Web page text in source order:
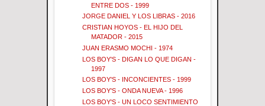
ENTRE DOS - 1999
JORGE DANIEL Y LOS LIBRAS - 2016
CRISTIAN HOYOS - EL HIJO DEL
MATADOR - 2015
JUAN ERASMO MOCHI - 1974
LOS BOY'S - DIGAN LO QUE DIGAN -
1997
LOS BOY'S - INCONCIENTES - 1999
LOS BOY'S - ONDA NUEVA - 1996
LOS BOY'S - UN LOCO SENTIMIENTO